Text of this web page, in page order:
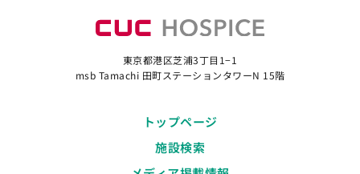
東京都港区芝浦3丁目1−1
msb Tamachi 田町ステーションタワーN 15階
トップページ
施設検索